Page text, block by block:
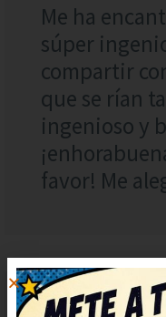
Me ha
súper
compartir
que se rían
ingenioso y
favor! Me